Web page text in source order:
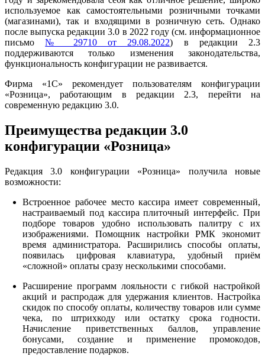
используемое как самостоятельными розничными точками
(магазинами), так и входящими в розничную сеть. Однако
после выпуска редакции 3.0 в 2022 году (см. информационное
письмо№ 29710 от 29.08.2022) в редакции 2.3
поддерживаются только изменения законодательства,
функциональность конфигурации не развивается.
Фирма «1С» рекомендует пользователям конфигурации
«Розница», работающим в редакции 2.3, перейти на
современную редакцию 3.0.
Преимущества редакции 3.0
конфигурации «Розница»
Редакция 3.0 конфигурации «Розница» получила новые
возможности:
Встроенное рабочее место кассира имеет современный,
настраиваемый под кассира плиточный интерфейс. При
подборе товаров удобно использовать палитру с их
изображениями. Помощник настройки РМК экономит
время администратора. Расширились способы оплаты,
появилась цифровая клавиатура, удобный приём
«сложной» оплаты сразу несколькими способами.
Расширение программ лояльности с гибкой настройкой
акций и распродаж для удержания клиентов. Настройка
скидок по способу оплаты, количеству товаров или сумме
чека, по штрихкоду или остатку срока годности.
Начисление приветственных баллов, управление
бонусами, создание и применение промокодов,
предоставление подарков.